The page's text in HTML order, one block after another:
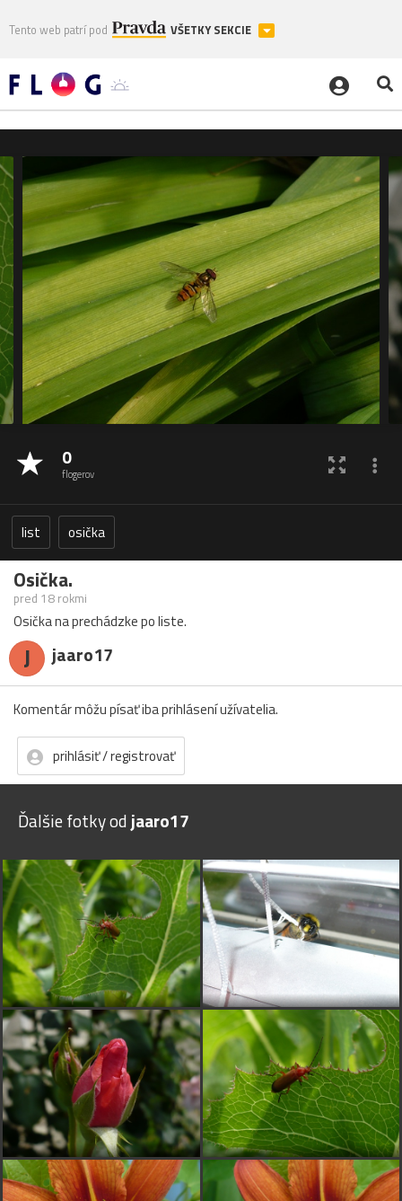
Tento web patrí pod VŠETKY SEKCIE
0
flogerov
list osička
Osička.
pred 18 rokmi
Osička na prechádzke po liste.
J jaaro17
Komentár môžu písať iba prihlásení užívatelia.
prihlásiť / registrovať
Ďalšie fotky od jaaro17